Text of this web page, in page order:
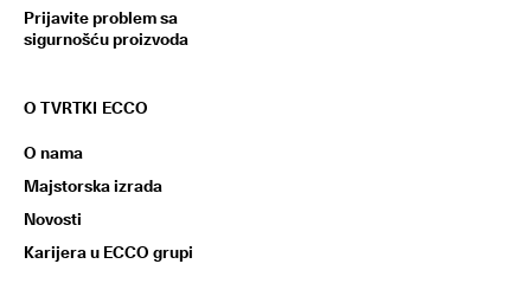
Prijavite problem sa
sigurnošću proizvoda
O TVRTKI ECCO
O nama
Majstorska izrada
Novosti
Karijera u ECCO grupi